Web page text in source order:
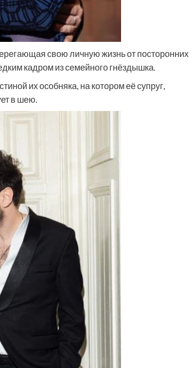
свою личную жизнь от посторонних
кадром из семейного гнёздышка.
их особняка, на котором её супруг,
в шею.